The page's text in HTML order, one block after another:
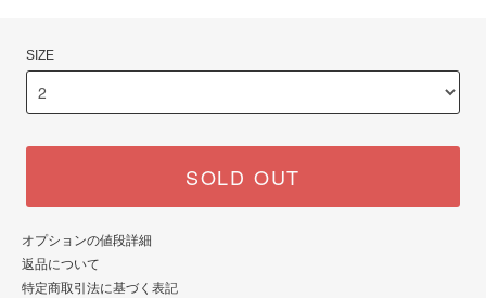
SIZE
SOLD OUT
オプションの値段詳細
返品について
特定商取引法に基づく表記